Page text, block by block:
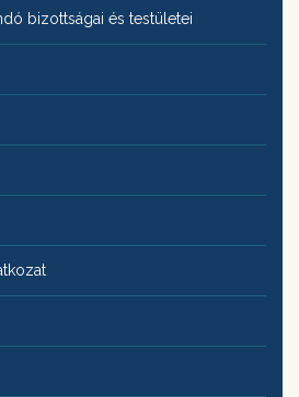
bizottságai és testületei